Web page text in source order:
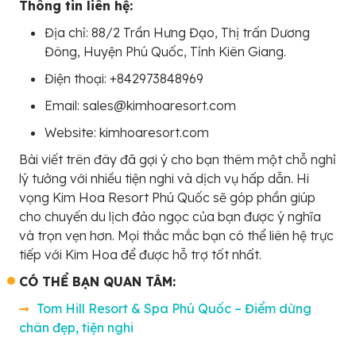
Thông tin liên hệ:
Địa chỉ: 88/2 Trần Hưng Đạo, Thị trấn Dương
Đông, Huyện Phú Quốc, Tỉnh Kiên Giang.
Điện thoại: +842973848969
Email: sales@kimhoaresort.com
Website: kimhoaresort.com
Bài viết trên đây đã gợi ý cho bạn thêm một chỗ nghỉ
lý tưởng với nhiều tiện nghi và dịch vụ hấp dẫn. Hi
vọng Kim Hoa Resort Phú Quốc sẽ góp phần giúp
cho chuyến du lịch đảo ngọc của bạn được ý nghĩa
và trọn vẹn hơn. Mọi thắc mắc bạn có thể liên hệ trực
tiếp với Kim Hoa để được hỗ trợ tốt nhất.
CÓ THỂ BẠN QUAN TÂM:
Tom Hill Resort & Spa Phú Quốc – Điểm dừng
chân đẹp, tiện nghi